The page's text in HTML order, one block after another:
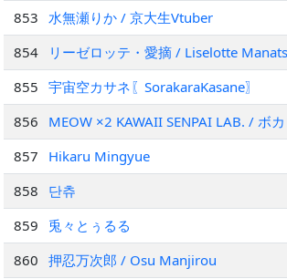
853
水無瀬りか / 京大生Vtuber
854
リーゼロッテ・愛摘 / Liselotte
855
宇宙空カサネ〖SorakaraKasane〗
856
MEOW ×2 KAWAII SENPAI LAB. / ボ
き / アニメーション
857
Hikaru Mingyue
858
단츄
859
兎々とぅるる
860
押忍万次郎 / Osu Manjirou